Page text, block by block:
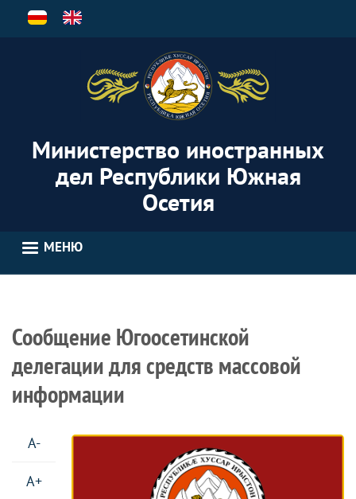
Перейти
Министерство иностранных
дел Республики Южная
Осетия
МЕНЮ
Сообщение Югоосетинской
делегации для средств массовой
информации
A-
A+